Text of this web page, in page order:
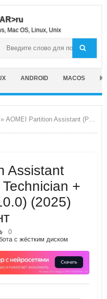
Mac OS, Linux, Unix
ANDROID MACOS
» AOMEI Partition Assistant (Pro + Server + Technician + Unlimited)
Assistant
+
(2025)
0
с жёстким диском